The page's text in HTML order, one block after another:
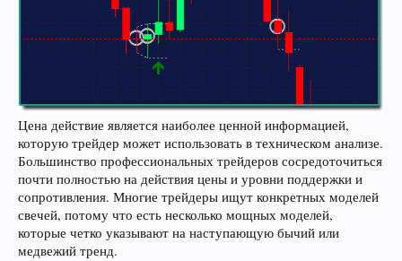
Цена действие является наиболее ценной информацией,
которую трейдер может использовать в техническом анализе.
Большинство профессиональных трейдеров сосредоточиться
почти полностью на действия цены и уровни поддержки и
сопротивления. Многие трейдеры ищут конкретных моделей
свечей, потому что есть несколько мощных моделей,
которые четко указывают на наступающую бычий или
медвежий тренд.